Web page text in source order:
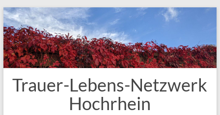
Zum
Inhalt
springen
Trauer-Lebens-Netzwerk
Hochrhein